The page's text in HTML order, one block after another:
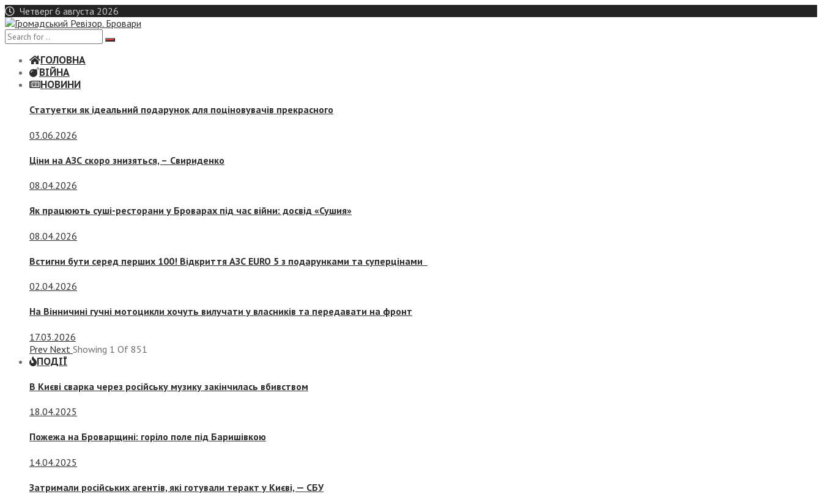
Skip
to
content
Четверг 6 августа 2026
ГОЛОВНА
ВІЙНА
НОВИНИ
Статуетки як ідеальний подарунок для поціновувачів прекрасного
03.06.2026
Ціни на АЗС скоро знизяться, – Свириденко
08.04.2026
Як працюють суші-ресторани у Броварах під час війни: досвід «Сушия»
08.04.2026
Встигни бути серед перших 100! Відкриття АЗС EURO 5 з подарунками та суперцінами
02.04.2026
На Вінничині гучні мотоцикли хочуть вилучати у власників та передавати на фронт
17.03.2026
Prev Next Showing 1 Of 851
ПОДІЇ
В Києві сварка через російську музику закінчилась вбивством
18.04.2025
Пожежа на Броварщині: горіло поле під Баришівкою
14.04.2025
Затримали російських агентів, які готували теракт у Києві, — СБУ